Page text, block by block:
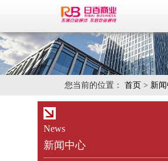
您当前的位置： 首页 > 新
News
新闻中心